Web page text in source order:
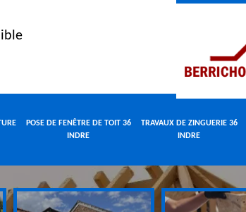
POSE DE FENÊTRE DE TOIT 36
INDRE
TRAVAUX DE ZINGUERIE 36
INDRE